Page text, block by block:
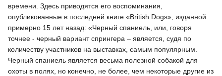
времени. Здесь приводятся его воспоминания,
опубликованные в последней книге «British Dogs», изданной
примерно 15 лет назад: «Черный спаниель, или, говоря
точнее - черный вариант спрингера – является, судя по
количеству участников на выставках, самым популярным.
Черный спаниель является весьма полезной собакой для
охоты в полях, но конечно, не более, чем некоторые другие из